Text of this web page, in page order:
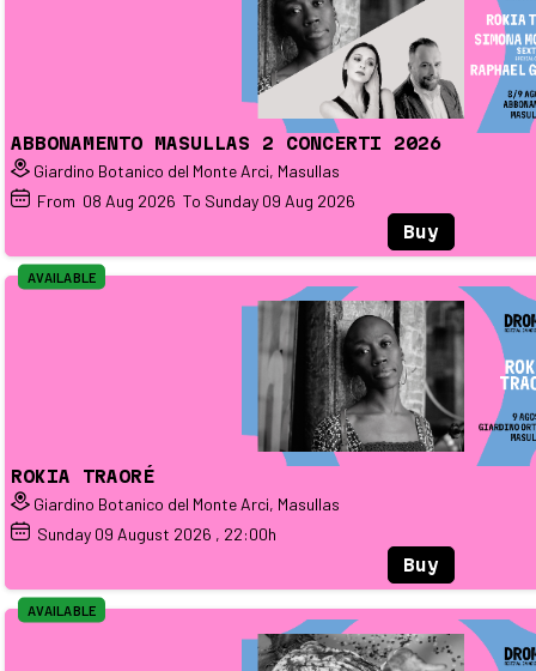
ABBONAMENTO MASULLAS 2 CONCERTI 2026
Giardino Botanico del Monte Arci, Masullas
From 08 Aug 2026 To Sunday 09 Aug 2026
Buy
ROKIA TRAORÉ
Giardino Botanico del Monte Arci, Masullas
Sunday 09 August 2026 , 22:00h
AVAILABLE
Buy
AVAILABLE